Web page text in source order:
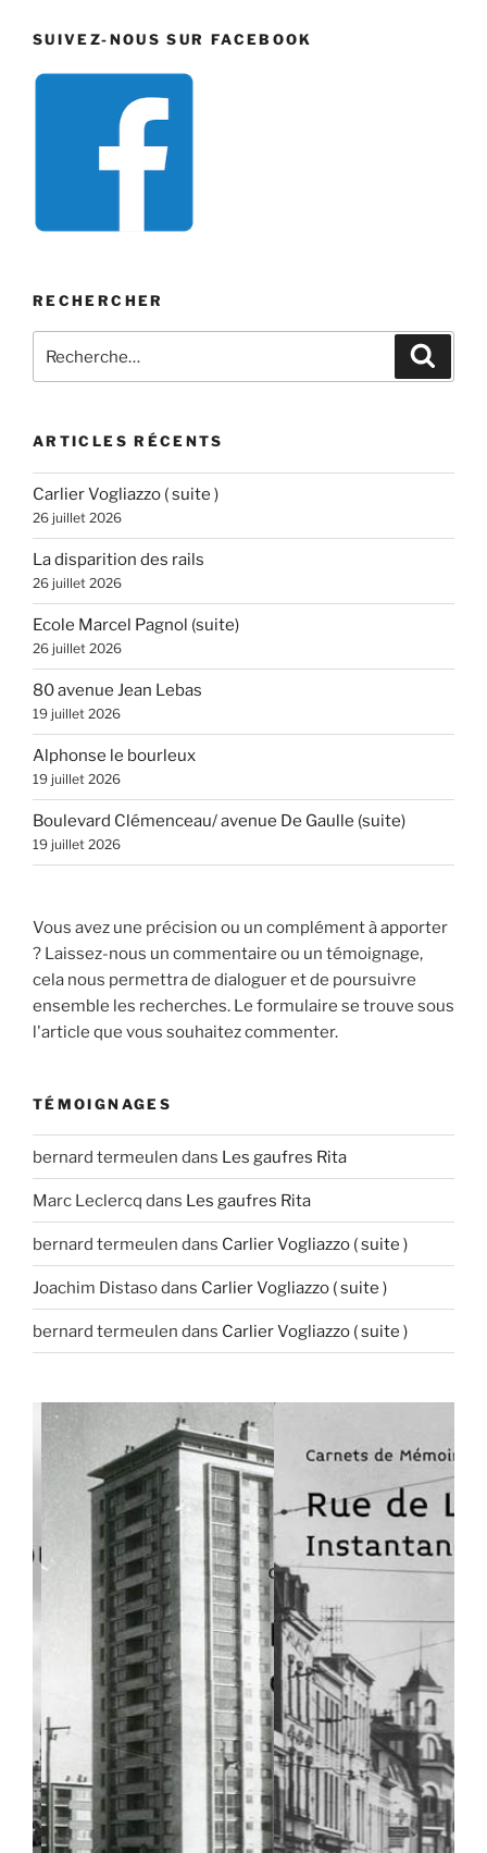
SUIVEZ-NOUS SUR FACEBOOK
RECHERCHER
pour
ARTICLES RÉCENTS
Carlier Vogliazzo ( suite )
26 juillet 2026
La disparition des rails
26 juillet 2026
Ecole Marcel Pagnol (suite)
26 juillet 2026
80 avenue Jean Lebas
19 juillet 2026
Alphonse le bourleux
19 juillet 2026
Boulevard Clémenceau/ avenue De Gaulle (suite)
19 juillet 2026
Vous avez une précision ou un complément à apporter
? Laissez-nous un commentaire ou un témoignage,
cela nous permettra de dialoguer et de poursuivre
ensemble les recherches. Le formulaire se trouve sous
l'article que vous souhaitez commenter.
TÉMOIGNAGES
bernard termeulen dans Les gaufres Rita
Marc Leclercq dans Les gaufres Rita
bernard termeulen dans Carlier Vogliazzo ( suite )
Joachim Distasodans Carlier Vogliazzo ( suite )
bernard termeulen dans Carlier Vogliazzo ( suite )